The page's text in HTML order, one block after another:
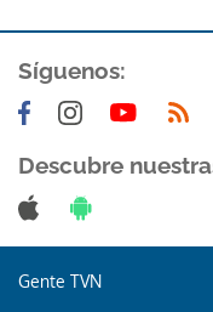
Síguenos:
Descubre
Gente TVN